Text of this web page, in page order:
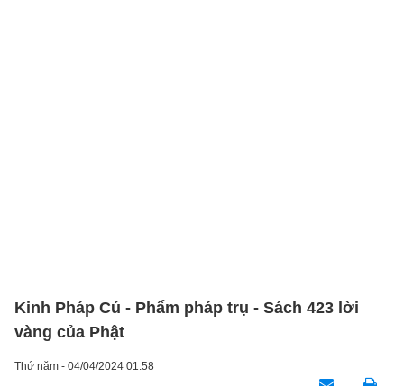
Kinh Pháp Cú - Phẩm pháp trụ - Sách 423 lời
vàng của Phật
Thứ năm - 04/04/2024 01:58